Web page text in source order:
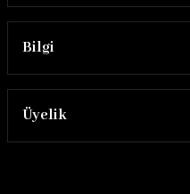
Bilgi
Üyelik